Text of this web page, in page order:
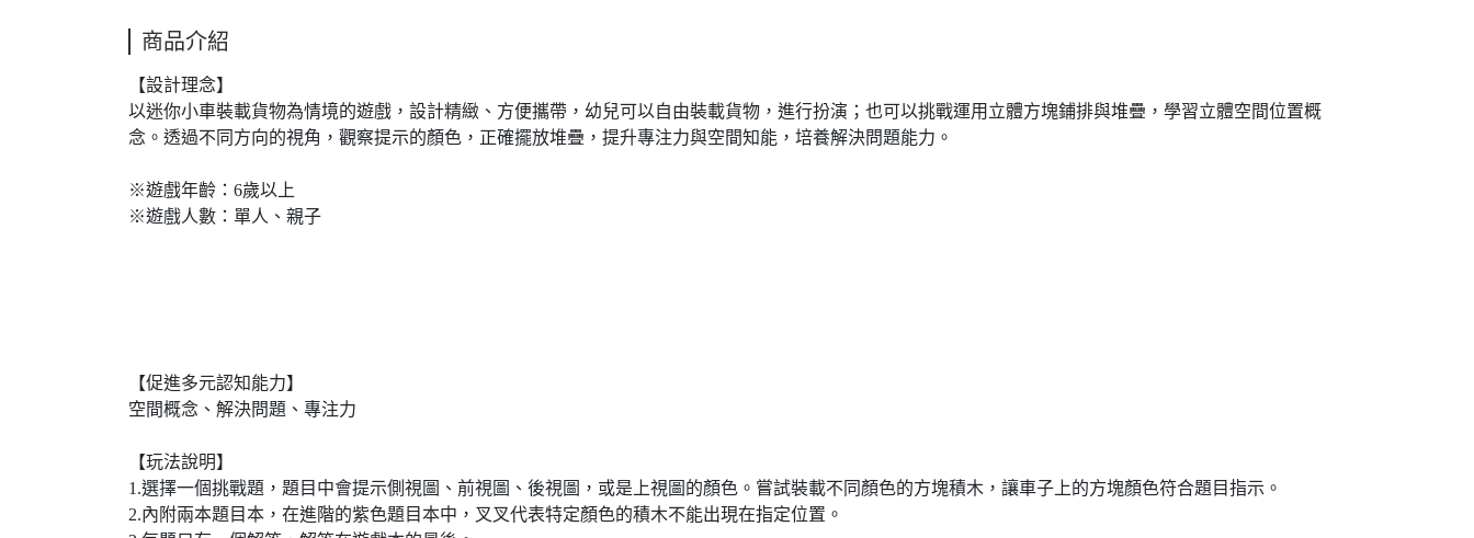
商品介紹
【設計理念】
以迷你小車裝載貨物為情境的遊戲，設計精緻、方便攜帶，幼兒可以自由裝載貨物，進行扮演；也可以挑戰運用立體方塊鋪排與堆疊，學習立體空間位置概
念。透過不同方向的視角，觀察提示的顏色，正確擺放堆疊，提升專注力與空間知能，培養解決問題能力。
※遊戲年齡：6歲以上
※遊戲人數：單人、親子
【促進多元認知能力】
空間概念、解決問題、專注力
【玩法說明】
1.選擇一個挑戰題，題目中會提示側視圖、前視圖、後視圖，或是上視圖的顏色。嘗試裝載不同顏色的方塊積木，讓車子上的方塊顏色符合題目指示。
2.內附兩本題目本，在進階的紫色題目本中，叉叉代表特定顏色的積木不能出現在指定位置。